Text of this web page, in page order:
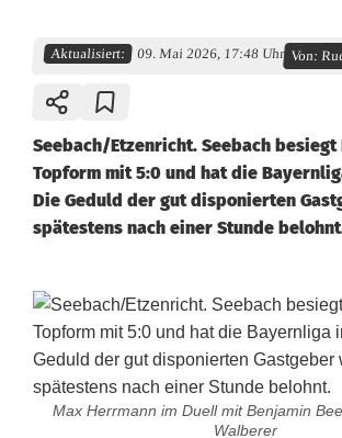
Aktualisiert: 09. Mai 2026, 17:48 Uhr Von:
Seebach/Etzenricht. Seebach
Topform mit 5:0 und hat die
Die Geduld der gut disponierten
spätestens nach einer Stunde
Max Herrmann im Duell mit Benjamin
Walberer